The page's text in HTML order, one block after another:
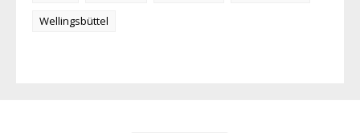
Wellingsbüttel